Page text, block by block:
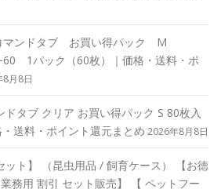
マンドタブ お買い得パック M
1パック（60枚）｜価格・送料・ポ
月8日
タブ クリア お買い得パック S 80枚入
送料・ポイント還元まとめ 2026年8月8日
ット】 （昆虫用品 / 飼育ケース） 【お徳
務用 割引 セット販売】 【 ペットフー